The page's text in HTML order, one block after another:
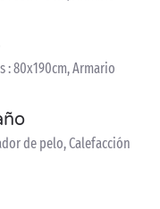
: 80x190cm, Armario
de pelo, Calefacción